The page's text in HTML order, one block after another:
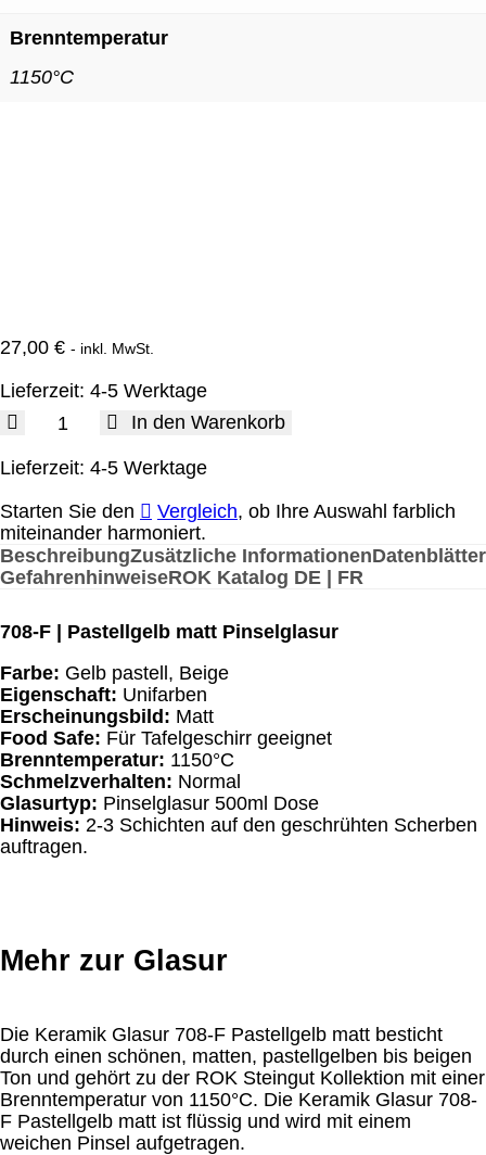
Brenntemperatur
1150°C
27,00 € - inkl. MwSt.
Lieferzeit: 4-5 Werktage
708-
|
matt
|
Flüssig
500ml
Menge
In den Warenkorb
Lieferzeit: 4-5 Werktage
Starten Sie den
Vergleich, ob Ihre Auswahl farblich
miteinander harmoniert.
BeschreibungZusätzliche InformationenDatenblätter
GefahrenhinweiseROK Katalog DE | FR
708-F | Pastellgelb matt Pinselglasur
Farbe: Gelb pastell, Beige
Eigenschaft: Unifarben
Erscheinungsbild: Matt
Food Safe: Für Tafelgeschirr geeignet
Brenntemperatur: 1150°C
Schmelzverhalten: Normal
Glasurtyp: Pinselglasur 500ml Dose
Hinweis: 2-3 Schichten auf den geschrühten Scherben
auftragen.
Mehr zur Glasur
Die Keramik Glasur 708-F Pastellgelb matt besticht
durch einen schönen, matten, pastellgelben bis beigen
Ton und gehört zu der ROK Steingut Kollektion mit einer
Brenntemperatur von 1150°C. Die Keramik Glasur 708-
F Pastellgelb matt ist flüssig und wird mit einem
weichen Pinsel aufgetragen.